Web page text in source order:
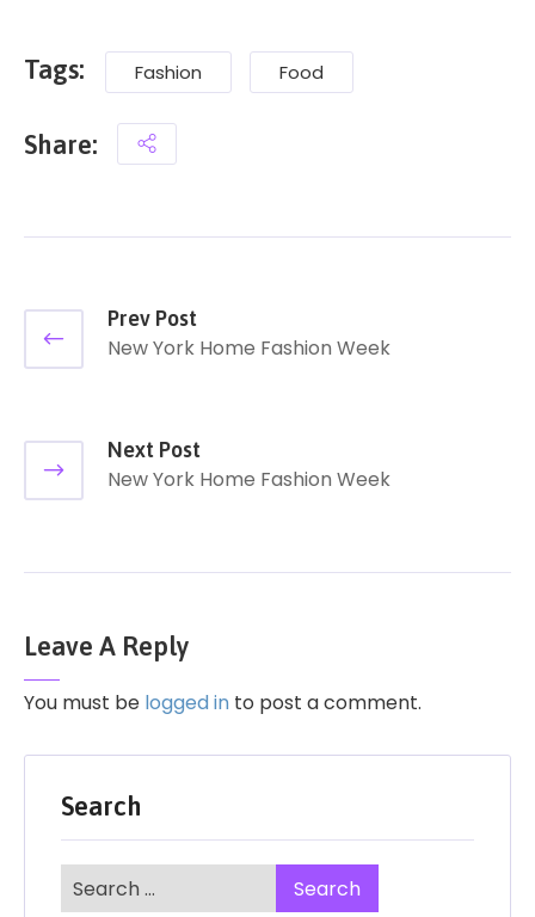
Tags: Fashion Food
Share:
Prev Post
New York Home Fashion Week
Next Post
New York Home Fashion Week
Leave A Reply
You must be logged in to post a comment.
Search